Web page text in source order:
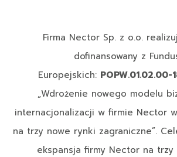
Firma Nector Sp. z o.o.
dofinansowany z
Europejskich:
„Wdrożenie nowego modelu
internacjonalizacji w firmie Nector
na trzy nowe rynki zagraniczne”.
ekspansja firmy Nector na